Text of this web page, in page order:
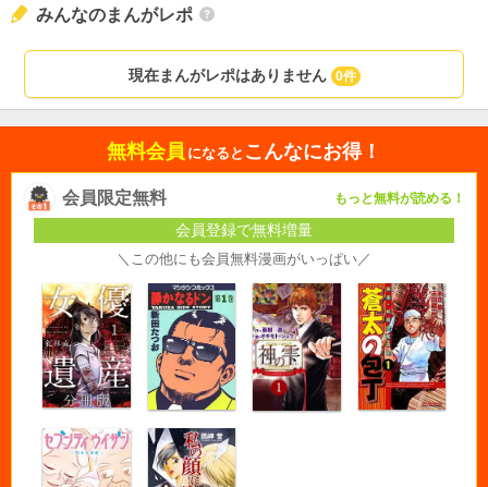
みんなのまんがレポ
現在まんがレポはありません 0件
無料会員 になると こんなにお得！
会員限定無料 もっと無料が読める！
会員登録で無料増量
＼この他にも会員無料漫画がいっぱい／